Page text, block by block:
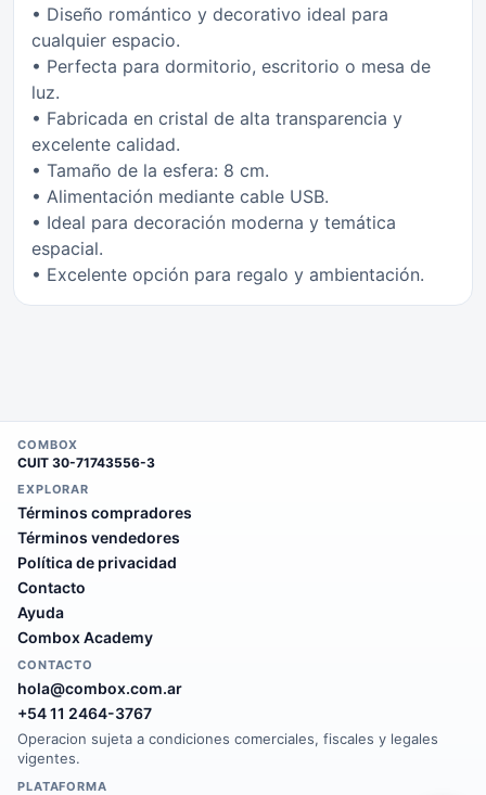
• Diseño romántico y decorativo ideal para
cualquier espacio.
• Perfecta para dormitorio, escritorio o mesa de
luz.
• Fabricada en cristal de alta transparencia y
excelente calidad.
• Tamaño de la esfera: 8 cm.
• Alimentación mediante cable USB.
• Ideal para decoración moderna y temática
espacial.
• Excelente opción para regalo y ambientación.
COMBOX
CUIT 30-71743556-3
EXPLORAR
Términos compradores
Términos vendedores
Política de privacidad
Contacto
Ayuda
Combox Academy
CONTACTO
hola@combox.com.ar
+54 11 2464-3767
Operacion sujeta a condiciones comerciales, fiscales y legales
vigentes.
PLATAFORMA